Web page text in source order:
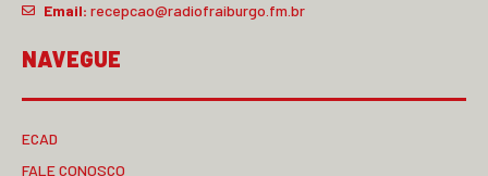
Email: recepcao@radiofraiburgo.fm.br
NAVEGUE
ECAD
FALE CONOSCO